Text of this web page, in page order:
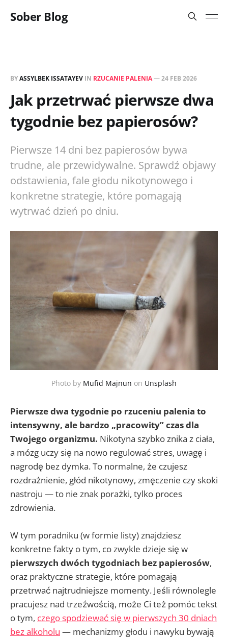
Sober Blog
BYASSYLBEK ISSATAYEV IN RZUCANIE PALENIA—24 FEB 2026
Jak przetrwać pierwsze dwa
tygodnie bez papierosów?
Pierwsze 14 dni bez papierosów bywa
trudne, ale przewidywalne. Sprawdź objawy
odstawienia, fale głodu nikotynowego i
konkretne strategie, które pomagają
wytrwać dzień po dniu.
Photo by Mufid Majnun on Unsplash
Pierwsze dwa tygodnie po rzuceniu palenia to
intensywny, ale bardzo „pracowity” czas dla
Twojego organizmu. Nikotyna szybko znika z ciała,
a mózg uczy się na nowo regulować stres, uwagę i
nagrodę bez dymka. To normalne, że czujesz
rozdrażnienie, głód nikotynowy, zmęczenie czy skoki
nastroju — to nie znak porażki, tylko proces
zdrowienia.
W tym poradniku (w formie listy) znajdziesz
konkretne fakty o tym, co zwykle dzieje się w
pierwszych dwóch tygodniach bez papierosów,
oraz praktyczne strategie, które pomagają
przetrwać najtrudniejsze momenty. Jeśli równolegle
pracujesz nad trzeźwością, może Ci też pomóc tekst
o tym, czego spodziewać się w pierwszych 30 dniach
bez alkoholu — mechanizmy głodu i nawyku bywają